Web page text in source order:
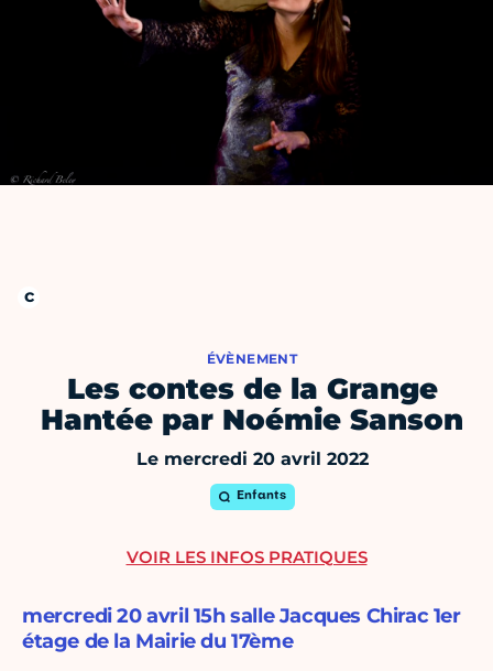
ÉVÈNEMENT
Les contes de la Grange
Hantée par Noémie Sanson
Le mercredi 20 avril 2022
Enfants
mercredi 20 avril 15h salle Jacques Chirac 1er
étage de la Mairie du 17ème
VOIR LES INFOS PRATIQUES